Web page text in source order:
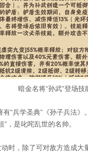
暗金名将“孙武”登场技
兵学圣典”《孙子兵法》
，是叱咤乱世的名帅。
，除了可对敌方造成大